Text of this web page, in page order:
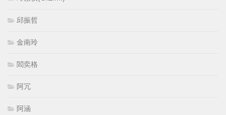
邱振哲
金南玲
閻奕格
阿冗
阿涵